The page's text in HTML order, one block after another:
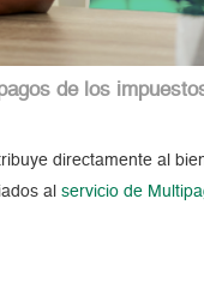
de los
directamente al
alservicio de